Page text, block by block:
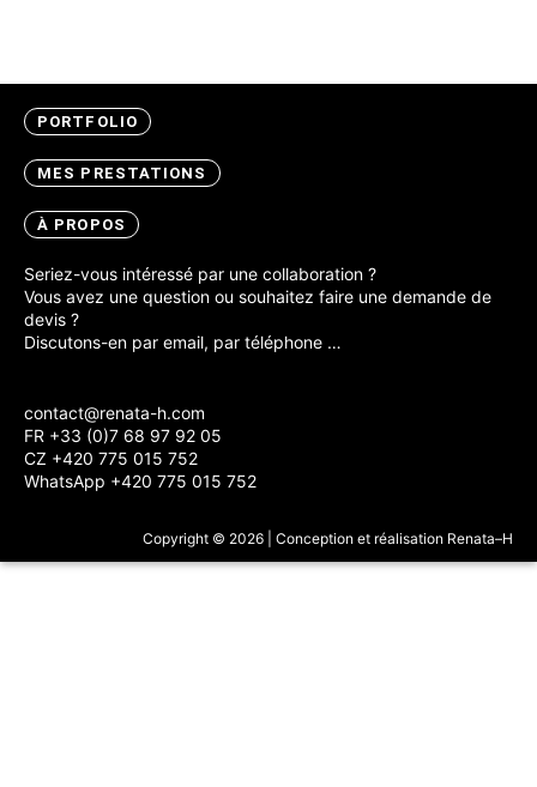
PORTFOLIO
MES PRESTATIONS
À PROPOS
Seriez-vous intéressé par une collaboration ?
Vous avez une question ou souhaitez faire une demande de
devis ?
Discutons-en par email, par téléphone …
contact@renata-h.com
FR +33 (0)7 68 97 92 05
CZ +420 775 015 752
WhatsApp +420 775 015 752
Copyright © 2026 | Conception et réalisation Renata–H